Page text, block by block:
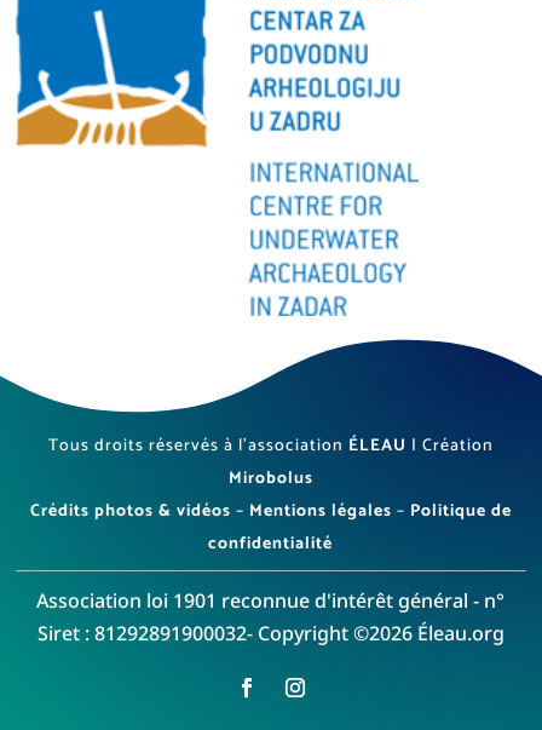
Tous droits réservés à l’association ÉLEAU | Création
Mirobolus
Crédits photos & vidéos – Mentions légales – Politique de
confidentialité
Association loi 1901 reconnue d'intérêt général - n°
Siret : 81292891900032- Copyright ©2026 Éleau.org